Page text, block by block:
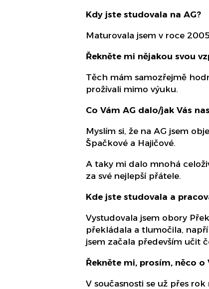
Kdy jste studovala na AG?
Maturovala jsem v roce
Řekněte mi nějakou svou
Těch mám samozřejmě
prožívali mimo výuku.
Co Vám AG dalo/jak Vás
Myslím si, že na AG jsem
Špačkové a Hajičové.
A taky mi dalo mnohá
za své nejlepší přátele.
Kde jste studovala a
Vystudovala jsem obory
překládala a tlumočila,
jsem začala především učit
Řekněte mi, prosím, něco o
V současnosti se už přes